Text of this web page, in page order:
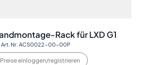
Rack für LXD G1
Art. Nr. ACS0022-00-00P
einloggen/registrieren